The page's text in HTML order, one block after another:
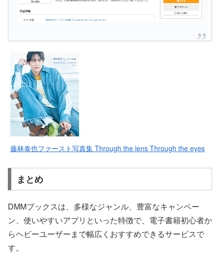
藤林泰也ファースト写真集 Through the lens Through the eyes
まとめ
DMMブックスは、多様なジャンル、豊富なキャンペー
ン、使いやすいアプリといった特徴で、電子書籍初心者か
らヘビーユーザーまで幅広くおすすめできるサービスで
す。